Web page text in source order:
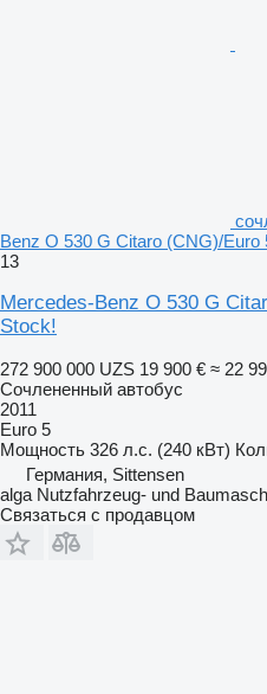
Benz O 530 G Citaro (CNG)/Euro
13
Mercedes-Benz O 530 G
Stock!
272 900 000 UZS 19 900 € ≈ 22
Сочлененный автобус
2011
Euro 5
Мощность 326 л.с. (240 кВт)
Германия, Sittensen
alga Nutzfahrzeug- und
Связаться с продавцом